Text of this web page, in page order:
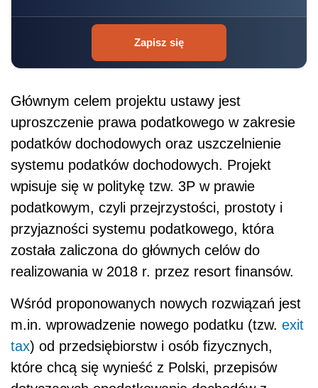
Zapisz się
Głównym celem projektu ustawy jest
uproszczenie prawa podatkowego w zakresie
podatków dochodowych oraz uszczelnienie
systemu podatków dochodowych. Projekt
wpisuje się w politykę tzw. 3P w prawie
podatkowym, czyli przejrzystości, prostoty i
przyjazności systemu podatkowego, która
została zaliczona do głównych celów do
realizowania w 2018 r. przez resort finansów.
Wśród proponowanych nowych rozwiązań jest
m.in. wprowadzenie nowego podatku (tzw. exit
tax) od przedsiębiorstw i osób fizycznych,
które chcą się wynieść z Polski, przepisów